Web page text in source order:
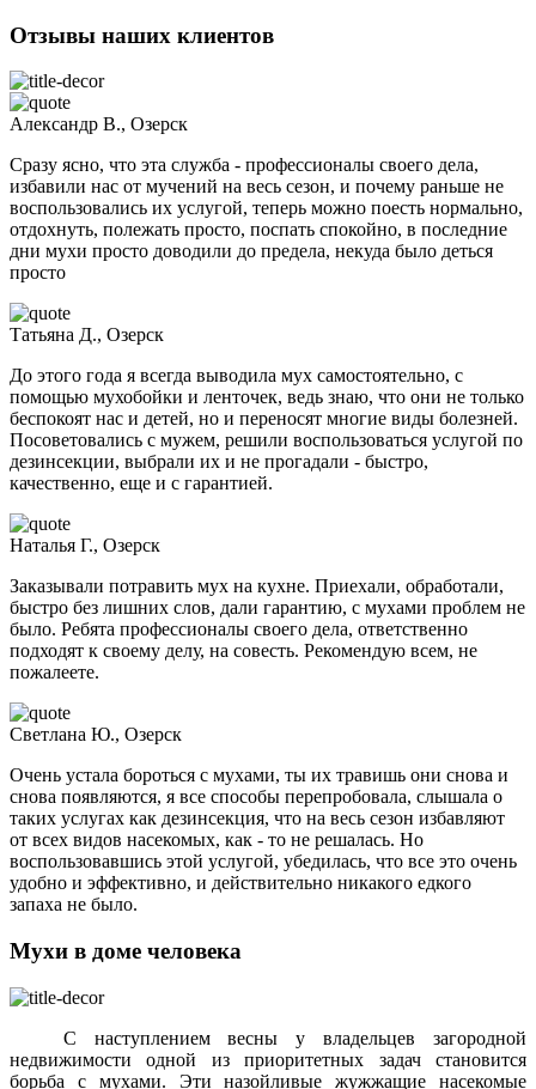
Отзывы наших клиентов
Александр В., Озерск
Сразу ясно, что эта служба - профессионалы своего дела,
избавили нас от мучений на весь сезон, и почему раньше не
воспользовались их услугой, теперь можно поесть нормально,
отдохнуть, полежать просто, поспать спокойно, в последние
дни мухи просто доводили до предела, некуда было деться
просто
Татьяна Д., Озерск
До этого года я всегда выводила мух самостоятельно, с
помощью мухобойки и ленточек, ведь знаю, что они не только
беспокоят нас и детей, но и переносят многие виды болезней.
Посоветовались с мужем, решили воспользоваться услугой по
дезинсекции, выбрали их и не прогадали - быстро,
качественно, еще и с гарантией.
Наталья Г., Озерск
Заказывали потравить мух на кухне. Приехали, обработали,
быстро без лишних слов, дали гарантию, с мухами проблем не
было. Ребята профессионалы своего дела, ответственно
подходят к своему делу, на совесть. Рекомендую всем, не
пожалеете.
Светлана Ю., Озерск
Очень устала бороться с мухами, ты их травишь они снова и
снова появляются, я все способы перепробовала, слышала о
таких услугах как дезинсекция, что на весь сезон избавляют
от всех видов насекомых, как - то не решалась. Но
воспользовавшись этой услугой, убедилась, что все это очень
удобно и эффективно, и действительно никакого едкого
запаха не было.
Мухи в доме человека
С наступлением весны у владельцев загородной
недвижимости одной из приоритетных задач становится
борьба с мухами. Эти назойливые жужжащие насекомые